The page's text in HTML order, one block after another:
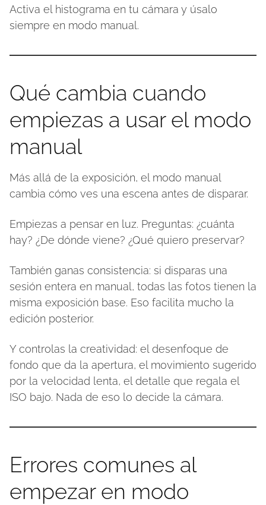
Activa el histograma en tu cámara y úsalo
siempre en modo manual.
Qué cambia cuando
empiezas a usar el modo
manual
Más allá de la exposición, el modo manual
cambia cómo ves una escena antes de disparar.
Empiezas a pensar en luz. Preguntas: ¿cuánta
hay? ¿De dónde viene? ¿Qué quiero preservar?
También ganas consistencia: si disparas una
sesión entera en manual, todas las fotos tienen la
misma exposición base. Eso facilita mucho la
edición posterior.
Y controlas la creatividad: el desenfoque de
fondo que da la apertura, el movimiento sugerido
por la velocidad lenta, el detalle que regala el
ISO bajo. Nada de eso lo decide la cámara.
Errores comunes al
empezar en modo